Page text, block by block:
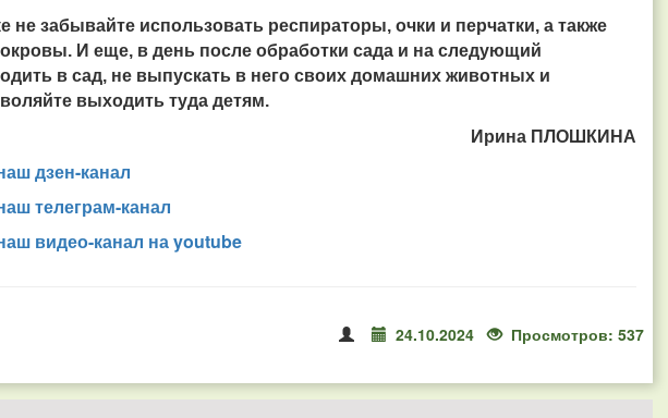
не забывайте использовать респираторы, очки и перчатки, а также
И еще, в день после обработки сада и на следующий
в сад, не выпускать в него своих домашних животных и
выходить туда детям.
Ирина ПЛОШКИНА
дзен-канал
телеграм-канал
видео-канал на youtube
24.10.2024 Просмотров: 537